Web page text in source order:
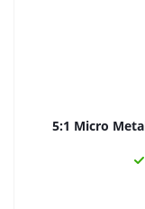
5:1 Micro Metal Gearmotor мотор-редуктор 5:1